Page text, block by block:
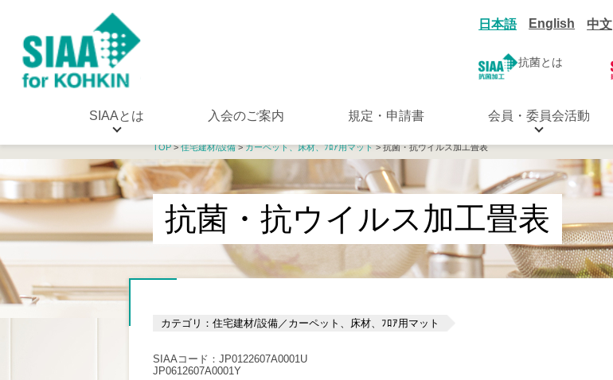
日本語 English 中文
抗菌とは
SIAAとは 入会のご案内 規定・申請書 会員・委員会活動
TOP>住宅建材/設備>カーペット、床材、ﾌﾛｱ用マット> 抗菌・抗ウイルス加工畳表
抗菌・抗ウイルス加工畳表
カテゴリ：住宅建材/設備／カーペット、床材、ﾌﾛｱ用マット
SIAAコード：JP0122607A0001U
JP0612607A0001Y